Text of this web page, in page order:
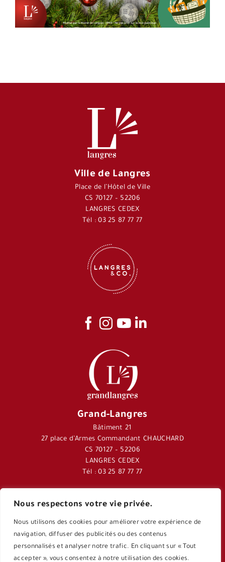
Nous respectons votre vie privée.
Nous utilisons des cookies pour améliorer votre expérience de
navigation, diffuser des publicités ou des contenus
personnalisés et analyser notre trafic. En cliquant sur « Tout
accepter », vous consentez à notre utilisation des cookies.
Ville de Langres
Place de l’Hôtel de Ville
CS 70127 – 52206
LANGRES CEDEX
Tél : 03 25 87 77 77
Grand-Langres
Bâtiment 21
27 place d’Armes Commandant CHAUCHARD
CS 70127 – 52206
LANGRES CEDEX
Tél : 03 25 87 77 77
Journal Langres&Co
Application Langres&Co